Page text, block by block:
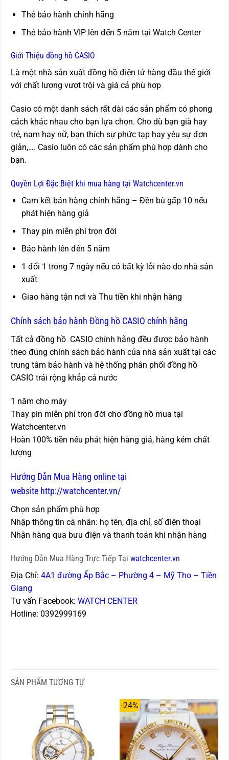
Thẻ bảo hành chính hãng
Thẻ bảo hành VIP lên đến 5 năm tại Watch Center
Giới Thiệu đồng hồ CASIO
Là một nhà sản xuất đồng hồ điện tử hàng đầu thế giới
với chất lượng vượt trội và giá cả phù hợp
Casio có một danh sách rất dài các sản phẩm có phong
cách khác nhau cho bạn lựa chọn. Cho dù bạn già hay
trẻ, nam hay nữ, bạn thích sự phức tạp hay yêu sự đơn
giản,…. Casio luôn có các sản phẩm phù hợp dành cho
bạn.
Quyền Lợi Đặc Biệt khi mua hàng tại Watchcenter.vn
Cam kết bán hàng chính hãng – Đền bù gấp 10 nếu
phát hiện hàng giả
Thay pin miễn phí trọn đời
Bảo hành lên đến 5 năm
1 đổi 1 trong 7 ngày nếu có bất kỳ lỗi nào do nhà sản
xuất
Giao hàng tận nơi và Thu tiền khi nhận hàng
Chính sách bảo hành Đồng hồ CASIO chính hãng
Tất cả đồng hồ CASIO chính hãng đều được bảo hành
theo đúng chính sách bảo hành của nhà sản xuất tại các
trung tâm bảo hành và hệ thống phân phối đồng hồ
CASIO trải rộng khắp cả nước
1 năm cho máy
Thay pin miễn phí trọn đời cho đồng hồ mua tại
Watchcenter.vn
Hoàn 100% tiền nếu phát hiện hàng giả, hàng kém chất
lượng
Hướng Dẫn Mua Hàng online tại
website http://watchcenter.vn/
Chọn sản phẩm phù hợp
Nhập thông tin cá nhân: họ tên, địa chỉ, số điện thoại
Nhận hàng qua bưu điện và thanh toán khi nhận hàng
Hướng Dẫn Mua Hàng Trực Tiếp Tại watchcenter.vn
Địa Chỉ: 4A1 đường Ấp Bắc – Phường 4 – Mỹ Tho – Tiền
Giang
Tư vấn Facebook: WATCH CENTER
Hotline: 0392999169
SẢN PHẨM TƯƠNG TỰ
-24%